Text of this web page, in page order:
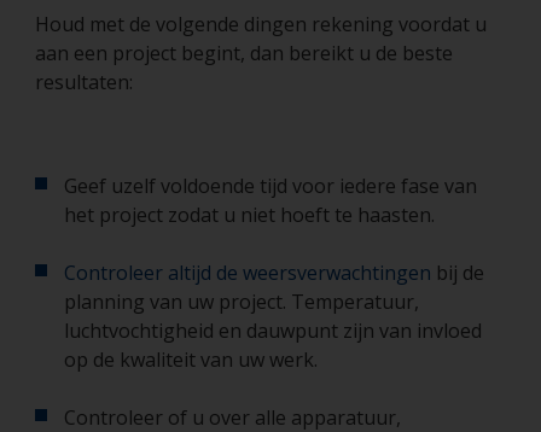
Houd met de volgende dingen rekening voordat u
aan een project begint, dan bereikt u de beste
resultaten:
Geef uzelf voldoende tijd voor iedere fase van
het project zodat u niet hoeft te haasten.
Controleer altijd de weersverwachtingen bij de
planning van uw project. Temperatuur,
luchtvochtigheid en dauwpunt zijn van invloed
op de kwaliteit van uw werk.
Controleer of u over alle apparatuur,